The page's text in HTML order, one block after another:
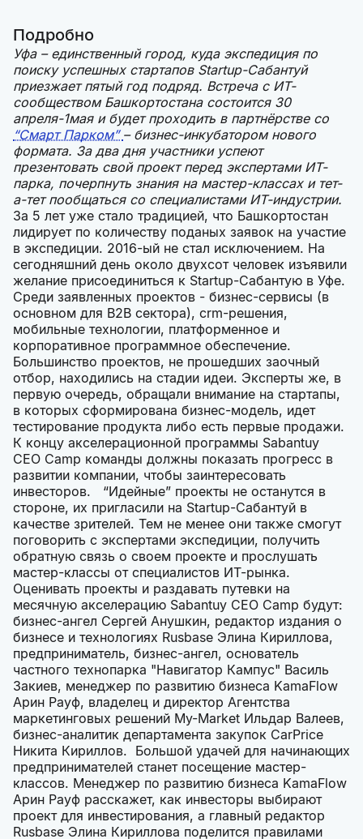
Подробно
Уфа – единственный город, куда экспедиция по
поиску успешных стартапов Startup-Сабантуй
приезжает пятый год подряд. Встреча с ИТ-
сообществом Башкортостана состоится 30
апреля-1мая и будет проходить в партнёрстве со
“Смарт Парком” – бизнес-инкубатором нового
формата. За два дня участники успеют
презентовать свой проект перед экспертами ИТ-
парка, почерпнуть знания на мастер-классах и тет-
а-тет пообщаться со специалистами ИТ-индустрии.
За 5 лет уже стало традицией, что Башкортостан
лидирует по количеству поданых заявок на участие
в экспедиции. 2016-ый не стал исключением. На
сегодняшний день около двухсот человек изъявили
желание присоединиться к Startup-Сабантую в Уфе.
Среди заявленных проектов - бизнес-сервисы (в
основном для B2B сектора), crm-решения,
мобильные технологии, платформенное и
корпоративное программное обеспечение.
Большинство проектов, не прошедших заочный
отбор, находились на стадии идеи. Эксперты же, в
первую очередь, обращали внимание на стартапы,
в которых сформирована бизнес-модель, идет
тестирование продукта либо есть первые продажи.
К концу акселерационной программы Sabantuy
CEO Camp команды должны показать прогресс в
развитии компании, чтобы заинтересовать
инвесторов. “Идейные” проекты не останутся в
стороне, их пригласили на Startup-Сабантуй в
качестве зрителей. Тем не менее они также смогут
поговорить с экспертами экспедиции, получить
обратную связь о своем проекте и прослушать
мастер-классы от специалистов ИТ-рынка.
Оценивать проекты и раздавать путевки на
месячную акселерацию Sabantuy CEO Camp будут:
бизнес-ангел Сергей Анушкин, редактор издания о
бизнесе и технологиях Rusbase Элина Кириллова,
предприниматель, бизнес-ангел, основатель
частного технопарка "Навигатор Кампус" Василь
Закиев, менеджер по развитию бизнеса KamaFlow
Арин Рауф, владелец и директор Агентства
маркетинговых решений My-Market Ильдар Валеев,
бизнес-аналитик департамента закупок CarPrice
Никита Кириллов. Большой удачей для начинающих
предпринимателей станет посещение мастер-
классов. Менеджер по развитию бизнеса KamaFlow
Арин Рауф расскажет, как инвесторы выбирают
проект для инвестирования, а главный редактор
Rusbase Элина Кириллова поделится правилами